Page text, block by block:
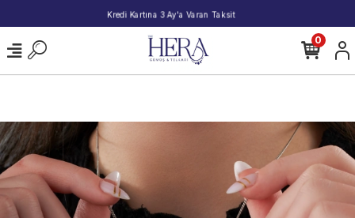
2000 TL ve Üzeri Alışverişlerde Kargo Bedava!
0